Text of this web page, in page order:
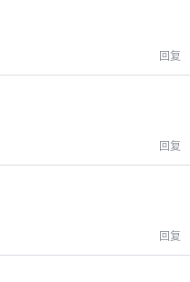
回复
回复
回复